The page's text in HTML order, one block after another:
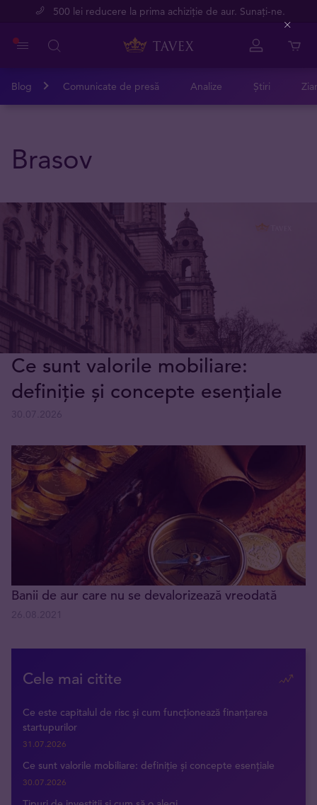
500 lei reducere la prima achiziție de aur. Sunați-ne.
Blog Comunicate de presă Analize Știri
Brasov
Ce sunt valorile mobiliare:
definiție și concepte esențiale
Banii de aur care nu se devalorizează vreodată
Cele mai citite
Ce este capitalul de risc și cum funcționează finanțarea
startupurilor
31.07.2026
Ce sunt valorile mobiliare: definiție și concepte esențiale
30.07.2026
Close